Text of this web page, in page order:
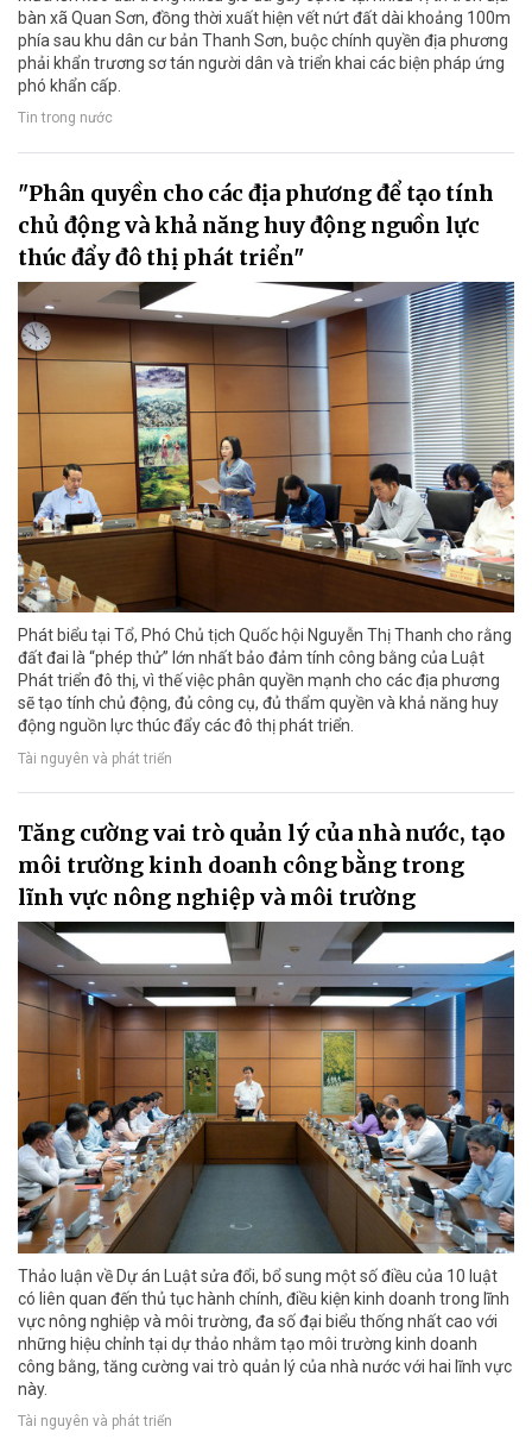
bàn xã Quan Sơn, đồng thời xuất hiện vết nứt đất dài khoảng 100m
phía sau khu dân cư bản Thanh Sơn, buộc chính quyền địa phương
phải khẩn trương sơ tán người dân và triển khai các biện pháp ứng
phó khẩn cấp.
Tin trong nước
"Phân quyền cho các địa phương để tạo tính
chủ động và khả năng huy động nguồn lực
thúc đẩy đô thị phát triển"
Phát biểu tại Tổ, Phó Chủ tịch Quốc hội Nguyễn Thị Thanh cho rằng
đất đai là “phép thử” lớn nhất bảo đảm tính công bằng của Luật
Phát triển đô thị, vì thế việc phân quyền mạnh cho các địa phương
sẽ tạo tính chủ động, đủ công cụ, đủ thẩm quyền và khả năng huy
động nguồn lực thúc đẩy các đô thị phát triển.
Tài nguyên và phát triển
Tăng cường vai trò quản lý của nhà nước, tạo
môi trường kinh doanh công bằng trong
lĩnh vực nông nghiệp và môi trường
Thảo luận về Dự án Luật sửa đổi, bổ sung một số điều của 10 luật
có liên quan đến thủ tục hành chính, điều kiện kinh doanh trong lĩnh
vực nông nghiệp và môi trường, đa số đại biểu thống nhất cao với
những hiệu chỉnh tại dự thảo nhằm tạo môi trường kinh doanh
công bằng, tăng cường vai trò quản lý của nhà nước với hai lĩnh vực
này.
Tài nguyên và phát triển